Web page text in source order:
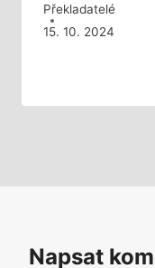
Překladatelé
15. 10. 2024
Napsat